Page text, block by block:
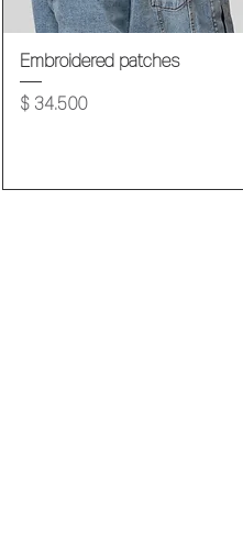
Vista rápida
Embroidered patches
Precio
$ 34.500